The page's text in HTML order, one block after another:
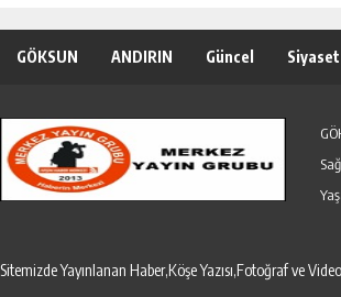
GÖKSUN ANDIRIN Güncel Siyaset
Sitemizde Yayınlanan Haber,Köşe Yazısı,Fotoğraf ve